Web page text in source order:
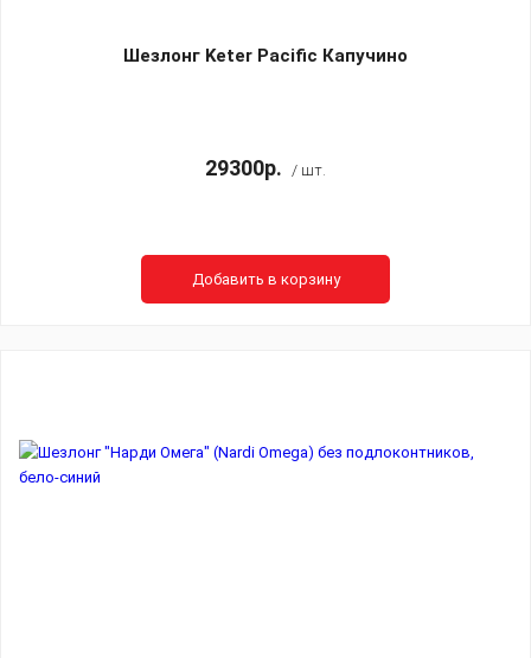
Шезлонг Keter Pacific Капучино
29300р. / шт.
Добавить в корзину